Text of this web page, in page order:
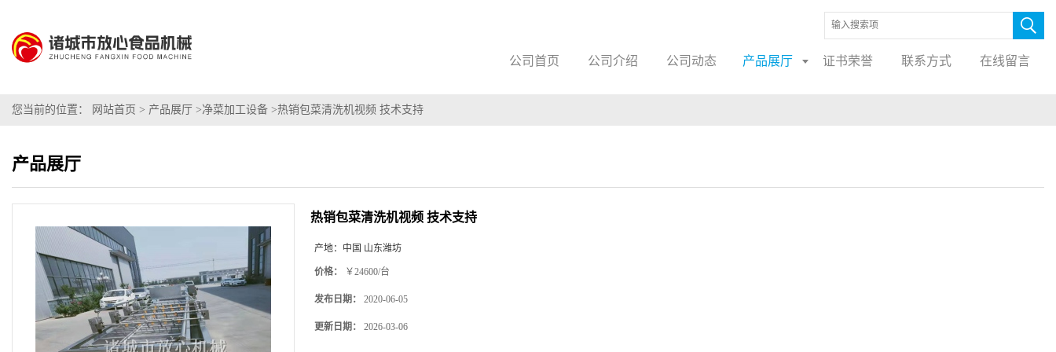
公司首页 公司介绍 公司动态 产品展厅 证书荣誉 联系方式 在线留言
您当前的位置： 网站首页 > 产品展厅 >净菜加工设备 >热销包菜清洗机视频 技术支持
产品展厅
热销包菜清洗机视频 技术支持
产地： 中国 山东潍坊
价格： ￥24600/台
发布日期： 2020-06-05
更新日期： 2026-03-06